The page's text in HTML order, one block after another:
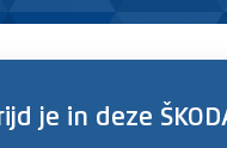
je in deze